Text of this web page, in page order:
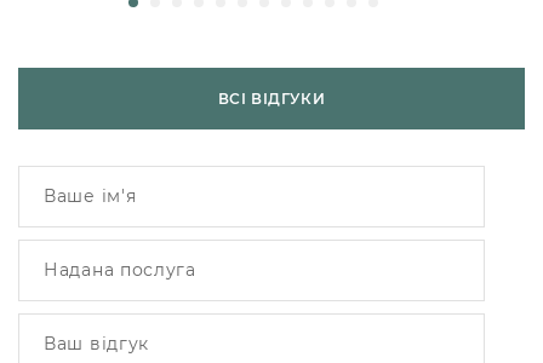
ВСІ ВІДГУКИ